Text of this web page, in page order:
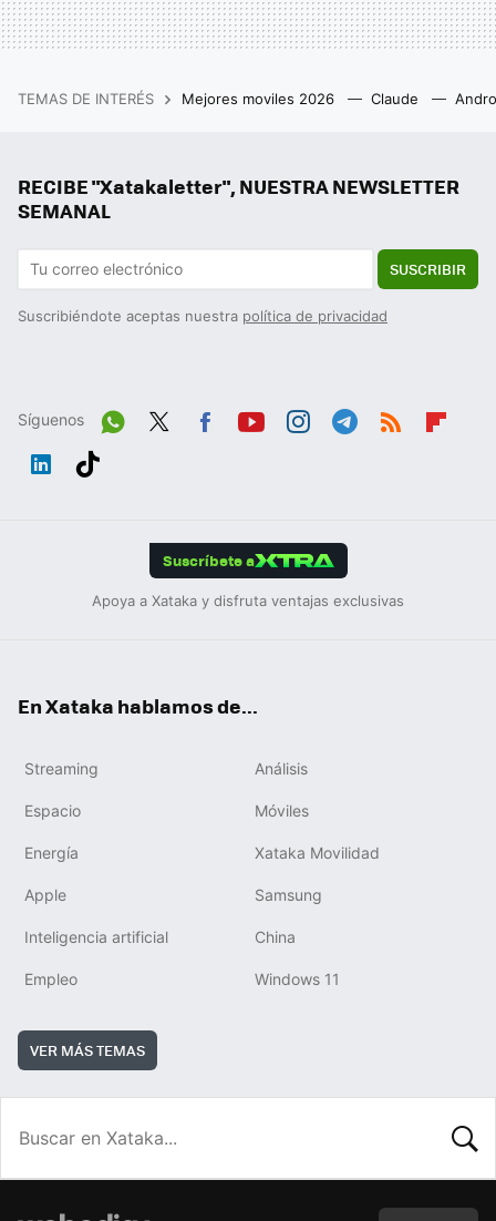
TEMAS DE INTERÉS Mejores moviles 2026 Claude
RECIBE "Xatakaletter", NUESTRA NEWSLETTER
SEMANAL
SUSCRIBIR
Suscribiéndote aceptas nuestra política de privacidad
Síguenos
Wh
Suscríbete a
Apoya a Xataka y disfruta ventajas exclusivas
En Xataka hablamos de...
Streaming Análisis
Espacio Móviles
Energía Xataka Movilidad
Apple Samsung
Inteligencia artificial China
Empleo Windows 11
VER MÁS TEMAS